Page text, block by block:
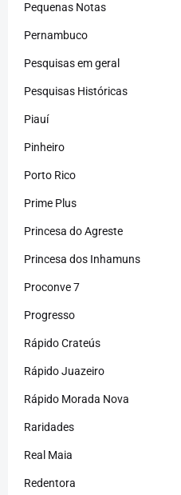
Pequenas Notas
Pernambuco
Pesquisas em geral
Pesquisas Históricas
Piauí
Pinheiro
Porto Rico
Prime Plus
Princesa do Agreste
Princesa dos Inhamuns
Proconve 7
Progresso
Rápido Crateús
Rápido Juazeiro
Rápido Morada Nova
Raridades
Real Maia
Redentora